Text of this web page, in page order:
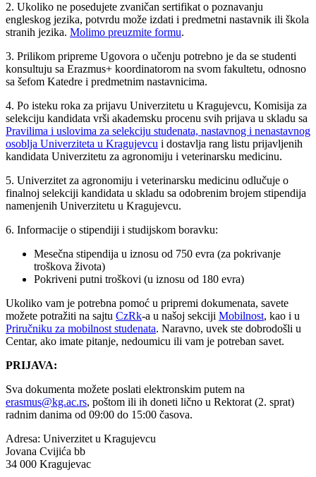
2. Ukoliko ne posedujete zvaničan sertifikat o poznavanju
engleskog jezika, potvrdu može izdati i predmetni nastavnik ili škola
stranih jezika. Molimo preuzmite formu.
3. Prilikom pripreme Ugovora o učenju potrebno je da se studenti
konsultuju sa Erazmus+ koordinatorom na svom fakultetu, odnosno
sa šefom Katedre i predmetnim nastavnicima.
4. Po isteku roka za prijavu Univerzitetu u Kragujevcu, Komisija za
selekciju kandidata vrši akademsku procenu svih prijava u skladu sa
Pravilima i uslovima za selekciju studenata, nastavnog i nenastavnog
osoblja Univerziteta u Kragujevcu i dostavlja rang listu prijavljenih
kandidata Univerzitetu za agronomiju i veterinarsku medicinu.
5. Univerzitet za agronomiju i veterinarsku medicinu odlučuje o
finalnoj selekciji kandidata u skladu sa odobrenim brojem stipendija
namenjenih Univerzitetu u Kragujevcu.
6. Informacije o stipendiji i studijskom boravku:
Mesečna stipendija u iznosu od 750 evra (za pokrivanje
troškova života)
Pokriveni putni troškovi (u iznosu od 180 evra)
Ukoliko vam je potrebna pomoć u pripremi dokumenata, savete
možete potražiti na sajtu CzRk-a u našoj sekciji Mobilnost, kao i u
Priručniku za mobilnost studenata. Naravno, uvek ste dobrodošli u
Centar, ako imate pitanje, nedoumicu ili vam je potreban savet.
PRIJAVA:
Sva dokumenta možete poslati elektronskim putem na
erasmus@kg.ac.rs, poštom ili ih doneti lično u Rektorat (2. sprat)
radnim danima od 09:00 do 15:00 časova.
Adresa: Univerzitet u Kragujevcu
Jovana Cvijića bb
34 000 Kragujevac